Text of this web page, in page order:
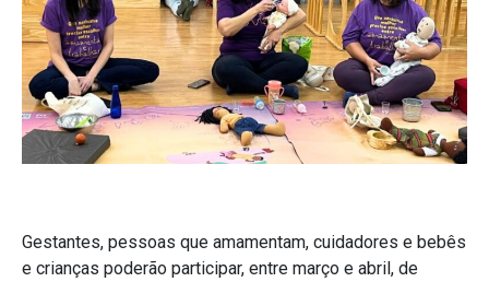
Gestantes, pessoas que amamentam, cuidadores e bebês
e crianças poderão participar, entre março e abril, de